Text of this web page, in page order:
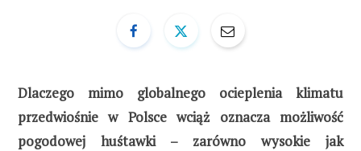
Dlaczego mimo globalnego ocieplenia klimatu
przedwiośnie w Polsce wciąż oznacza możliwość
pogodowej huśtawki – zarówno wysokie jak